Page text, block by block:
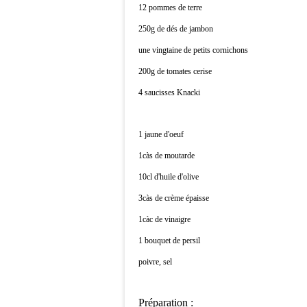
12 pommes de terre
250g de dés de jambon
une vingtaine de petits cornichons
200g de tomates cerise
4 saucisses Knacki
1 jaune d'oeuf
1càs de moutarde
10cl d'huile d'olive
3càs de crème épaisse
1càc de vinaigre
1 bouquet de persil
poivre, sel
Préparation :